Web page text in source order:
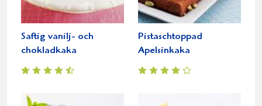
Saftig vanilj- och
chokladkaka
Pistaschtoppad
Apelsinkaka